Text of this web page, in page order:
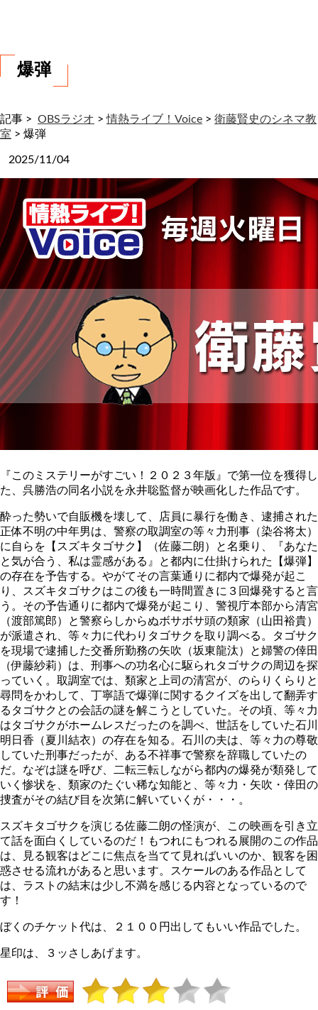
爆弾
記事 > OBSラジオ >情熱ライブ！Voice > 衛藤賢史のシネマ教
室 > 爆弾
2025/11/04
『このミステリーがすごい！２０２３年版』で第一位を獲得し
た、呉勝浩の同名小説を永井聡監督が映画化した作品です。
酔った勢いで自販機を壊して、店員に暴行を働き、逮捕された
正体不明の中年男は、警察の取調室の等々力刑事（染谷将太）
に自らを【スズキタゴサク】（佐藤二朗）と名乗り、『あなた
と気が合う、私は霊感がある』と都内に仕掛けられた【爆弾】
の存在を予告する。やがてその言葉通りに都内で爆発が起こ
り、スズキタゴサクはこの後も一時間置きに３回爆発すると言
う。その予告通りに都内で爆発が起こり、警視庁本部から清宮
（渡部篤郎）と警察らしからぬボサボサ頭の類家（山田裕貴）
が派遣され、等々力に代わりタゴサクを取り調べる。タゴサク
を現場で逮捕した交番所勤務の矢吹（坂東龍汰）と婦警の倖田
（伊藤紗莉）は、刑事への功名心に駆られタゴサクの周辺を探
っていく。取調室では、類家と上司の清宮が、のらりくらりと
尋問をかわして、丁寧語で爆弾に関するクイズを出して翻弄す
るタゴサクとの会話の謎を解こうとしていた。その頃、等々力
はタゴサクがホームレスだったのを調べ、世話をしていた石川
明日香（夏川結衣）の存在を知る。石川の夫は、等々力の尊敬
していた刑事だったが、ある不祥事で警察を辞職していたの
だ。なぞは謎を呼び、二転三転しながら都内の爆発が類発して
いく惨状を、類家のたぐい稀な知能と、等々力・矢吹・倖田の
捜査がその結び目を次第に解いていくが・・・。
スズキタゴサクを演じる佐藤二朗の怪演が、この映画を引き立
て話を面白くしているのだ！もつれにもつれる展開のこの作品
は、見る観客はどこに焦点を当てて見ればいいのか、観客を困
惑させる流れがあると思います。スケールのある作品として
は、ラストの結末は少し不満を感じる内容となっているので
す！
ぼくのチケット代は、２１００円出してもいい作品でした。
星印は、３ッさしあげます。